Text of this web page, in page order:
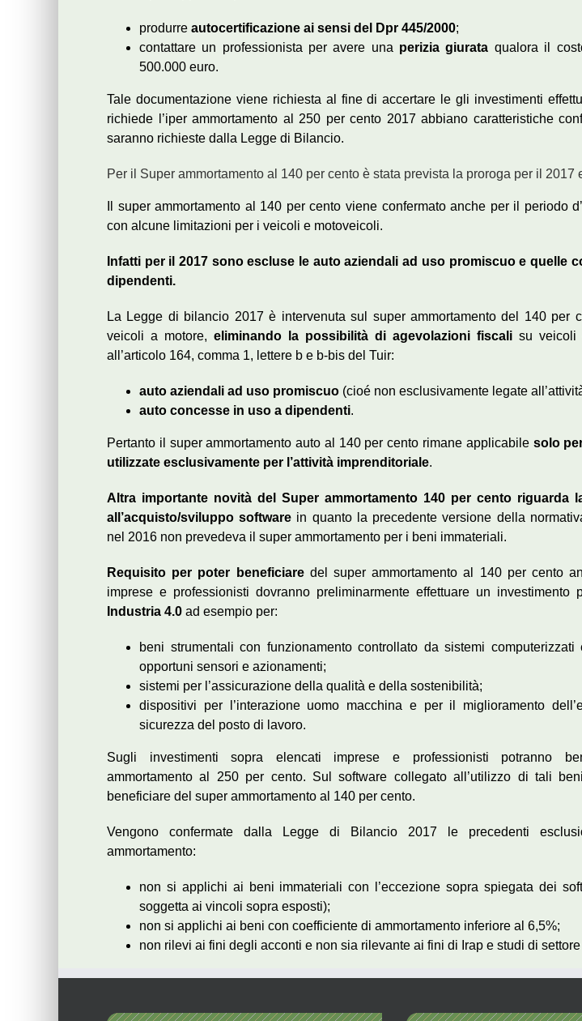
produrre autocertificazione ai sensi del Dpr 445/2000;
contattare un professionista per avere una perizia giurata qualora il
500.000 euro.
Tale documentazione viene richiesta al fine di accertare le gli investimenti
richiede l’iper ammortamento al 250 per cento 2017 abbiano caratteristiche
saranno richieste dalla Legge di Bilancio.
Per il Super ammortamento al 140 per cento è stata prevista la proroga per il 2017
Il super ammortamento al 140 per cento viene confermato anche per il periodo
con alcune limitazioni per i veicoli e motoveicoli.
Infatti per il 2017 sono escluse le auto aziendali ad uso promiscuo e quelle
dipendenti.
La Legge di bilancio 2017 è intervenuta sul super ammortamento del 140 per
veicoli a motore, eliminando la possibilità di agevolazioni fiscalisu veicoli
all’articolo 164, comma 1, lettere b e b-bis del Tuir:
auto aziendali ad uso promiscuo (cioé non esclusivamente legate
auto concesse in uso a dipendenti.
Pertanto il super ammortamento auto al 140 per cento rimane applicabile solo
utilizzate esclusivamente per l’attività imprenditoriale.
Altra importante novità del Super ammortamento 140 per cento riguarda
all’acquisto/sviluppo software in quanto la precedente versione della
nel 2016 non prevedeva il super ammortamento per i beni immateriali.
Requisito per poter beneficiaredel super ammortamento al 140 per cento
imprese e professionisti dovranno preliminarmente effettuare un investimento
Industria 4.0 ad esempio per:
beni strumentali con funzionamento controllato da sistemi computerizzati
opportuni sensori e azionamenti;
sistemi per l’assicurazione della qualità e della sostenibilità;
dispositivi per l’interazione uomo macchina e per il miglioramento
sicurezza del posto di lavoro.
Sugli investimenti sopra elencati imprese e professionisti potranno
ammortamento al 250 per cento. Sul software collegato all’utilizzo di tali
beneficiare del super ammortamento al 140 per cento.
Vengono confermate dalla Legge di Bilancio 2017 le precedenti
ammortamento:
non si applichi ai beni immateriali con l’eccezione sopra spiegata dei
soggetta ai vincoli sopra esposti);
non si applichi ai beni con coefficiente di ammortamento inferiore al 6,5%;
non rilevi ai fini degli acconti e non sia rilevante ai fini di Irap e studi di settore